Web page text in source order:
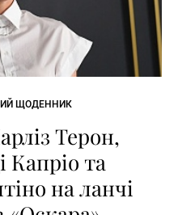
ЩОДЕННИК
Терон,
Капріо та
на ланчі